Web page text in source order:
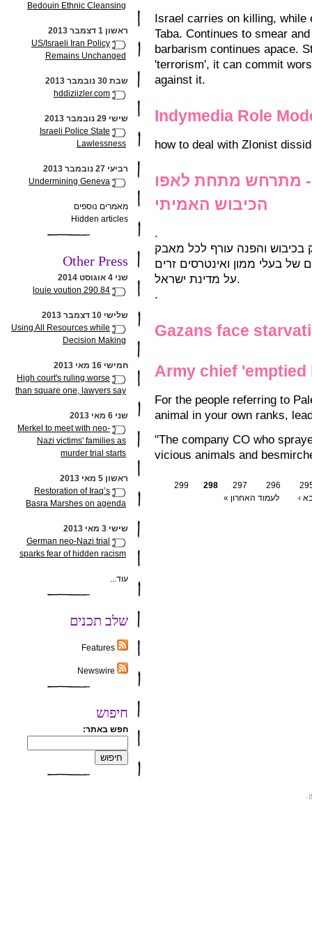
Israel carries on killing,
Taba. Continues to smear
barbarism continues apace.
'terrorism', it can commit
against it.
Indymedia Role
how to deal with ZIonist
- מתרחש מתחת לאפו
הכיבוש האמיתי
.
והפנה עורף לכל מאבק
בעלי ממון ואינטרסים זרים
על מדינת ישראל.
.
Gazans face
Army chief 'emptied
For the people referring to
animal in your own ranks,
"The company CO who
vicious animals and
296
297
298
299
›
לעמוד האחרון »
Bedouin Ethnic Cleansing
ראשון 1 דצמבר 2013
US/Israeli Iran Policy
Remains Unchanged
שבת 30 נובמבר 2013
hddiziizler.com
שישי 29 נובמבר 2013
Israeli Police State
Lawlessness
רביעי 27 נובמבר 2013
Undermining Geneva
מאמרים נוספים
Hidden articles
Other Press
שני 4 אוגוסט 2014
louie voution 290 84
שלישי 10 דצמבר 2013
Using All Resources while
Decision Making
חמישי 16 מאי 2013
High court's ruling worse
than square one, lawyers say
שני 6 מאי 2013
Merkel to meet with neo-
Nazi victims' families as
murder trial starts
ראשון 5 מאי 2013
Restoration of Iraq’s
Basra Marshes on agenda
שישי 3 מאי 2013
German neo-Nazi trial
sparks fear of hidden racism
עוד...
שלב תכנים
חיפוש
חפש באתר: